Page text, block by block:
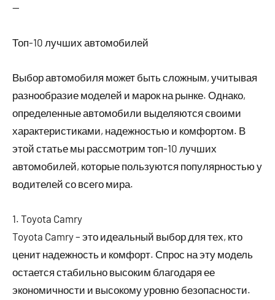
—
Топ-10 лучших автомобилей
Выбор автомобиля может быть сложным, учитывая
разнообразие моделей и марок на рынке. Однако,
определенные автомобили выделяются своими
характеристиками, надежностью и комфортом. В
этой статье мы рассмотрим топ-10 лучших
автомобилей, которые пользуются популярностью у
водителей со всего мира.
1. Toyota Camry
Toyota Camry – это идеальный выбор для тех, кто
ценит надежность и комфорт. Спрос на эту модель
остается стабильно высоким благодаря ее
экономичности и высокому уровню безопасности.